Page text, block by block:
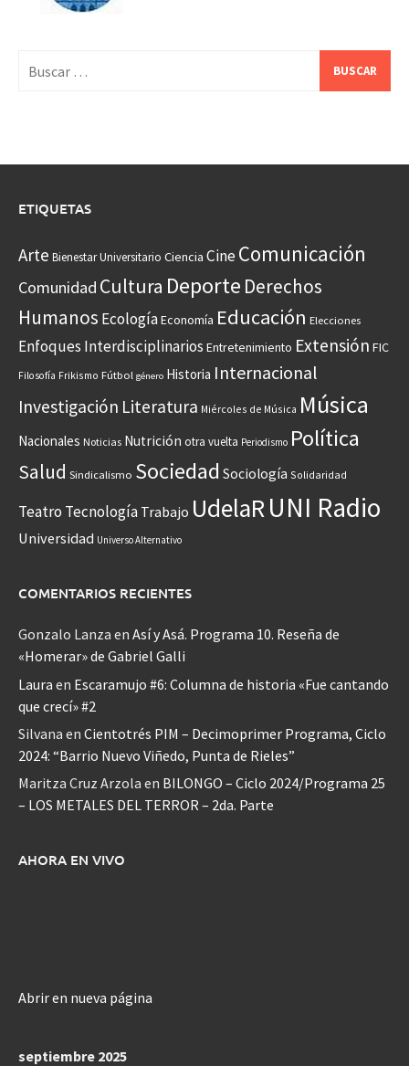
ETIQUETAS
Arte Bienestar Universitario Ciencia CineComunicación
Comunidad Cultura Deporte Derechos
Humanos EcologíaEconomía Educación Elecciones
Enfoques Interdisciplinarios Entretenimiento Extensión FIC
Filosofía Frikismo Fútbol género Historia Internacional
Investigación Literatura Miércoles de Música Música
Nacionales Noticias Nutrición otra vuelta Periodismo Política
Salud Sindicalismo Sociedad Sociología Solidaridad
Teatro Tecnología Trabajo UdelaRUNI Radio
Universidad Universo Alternativo
COMENTARIOS RECIENTES
Gonzalo Lanza en Así y Asá. Programa 10. Reseña de
«Homerar» de Gabriel Galli
Laura en Escaramujo #6: Columna de historia «Fue cantando
que crecí» #2
Silvana en Cientotrés PIM – Decimoprimer Programa, Ciclo
2024: “Barrio Nuevo Viñedo, Punta de Rieles”
Maritza Cruz Arzola en BILONGO – Ciclo 2024/Programa 25
– LOS METALES DEL TERROR – 2da. Parte
AHORA EN VIVO
Abrir en nueva página
septiembre 2025